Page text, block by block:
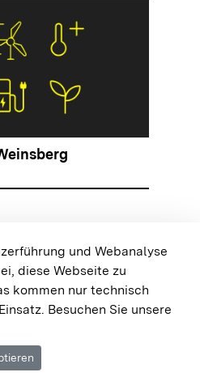
Folie springen
Folie springen
{{{body}}}
und Webanalyse
diese Webseite zu
kommen nur technisch
Besuchen Sie unsere